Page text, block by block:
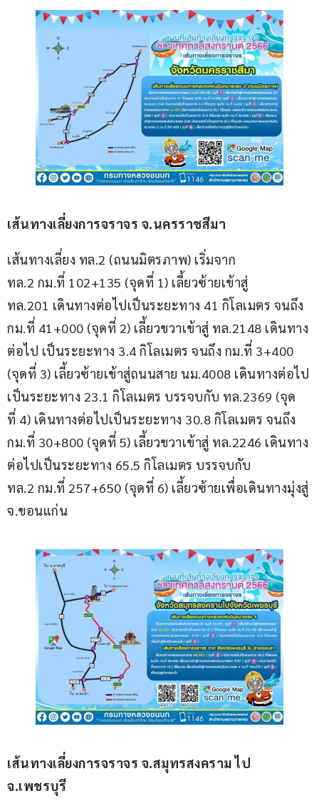
เส้นทางเลี่ยงการจราจร จ.นครราชสีมา
เส้นทางเลี่ยง ทล.2 (ถนนมิตรภาพ) เริ่มจาก
ทล.2 กม.ที่ 102+135 (จุดที่ 1) เลี้ยวซ้ายเข้าสู่
ทล.201 เดินทางต่อไปเป็นระยะทาง 41 กิโลเมตร จนถึง
กม.ที่ 41+000 (จุดที่ 2) เลี้ยวขวาเข้าสู่ ทล.2148 เดินทาง
ต่อไป เป็นระยะทาง 3.4 กิโลเมตร จนถึง กม.ที่ 3+400
(จุดที่ 3) เลี้ยวซ้ายเข้าสู่ถนนสาย นม.4008 เดินทางต่อไป
เป็นระยะทาง 23.1 กิโลเมตร บรรจบกับ ทล.2369 (จุด
ที่ 4) เดินทางต่อไปเป็นระยะทาง 30.8 กิโลเมตร จนถึง
กม.ที่ 30+800 (จุดที่ 5) เลี้ยวขวาเข้าสู่ ทล.2246 เดินทาง
ต่อไปเป็นระยะทาง 65.5 กิโลเมตร บรรจบกับ
ทล.2 กม.ที่ 257+650 (จุดที่ 6) เลี้ยวซ้ายเพื่อเดินทางมุ่งสู่
จ.ขอนแก่น
เส้นทางเลี่ยงการจราจร จ.สมุทรสงคราม ไป
จ.เพชรบุรี